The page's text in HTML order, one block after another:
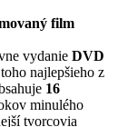
film
vydanieDVD
najlepšieho z
16
minulého
tvorcovia